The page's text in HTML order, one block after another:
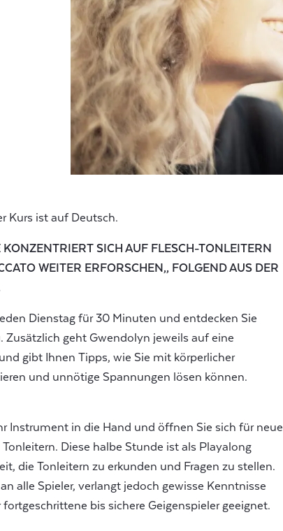
Kurs ist auf Deutsch.
SICH AUF FLESCH-TONLEITERN
WEITER ERFORSCHEN,, FOLGEND AUS DER
Dienstag für 30 Minuten und entdecken Sie
Zusätzlich geht Gwendolyn jeweils auf eine
gibt Ihnen Tipps, wie Sie mit körperlicher
und unnötige Spannungen lösen können.
Instrument in die Hand und öffnen Sie sich für neue
Diese halbe Stunde ist als Playalong
die Tonleitern zu erkunden und Fragen zu stellen.
alle Spieler, verlangt jedoch gewisse Kenntnisse
bis sichere Geigenspieler geeignet.